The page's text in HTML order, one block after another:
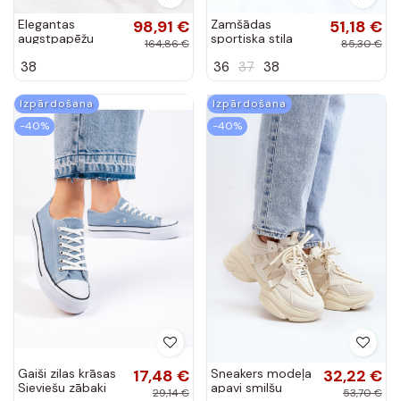
Elegantas
augstpapēžu
krāsas
98,91 €
164,86 €
38
Zamšādas
sportiska stila
apavi melnas
51,18 €
85,30 €
36 37 38
Izpārdošana
-40%
Gaiši zilas krāsas
Sieviešu zābaki
17,48 €
29,14 €
Izpārdošana
-40%
Sneakers modeļa
apavi smilšu
32,22 €
53,70 €